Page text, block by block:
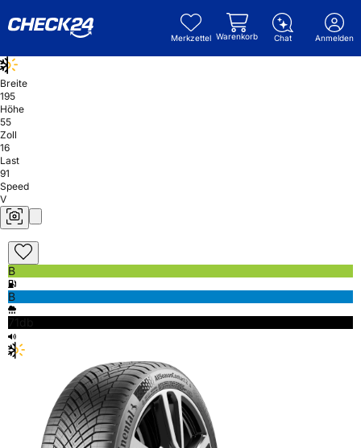
Merkzettel Warenkorb Chat Anmelden
Breite
195
Höhe
55
Zoll
16
Last
91
Speed
V
B
B
71db